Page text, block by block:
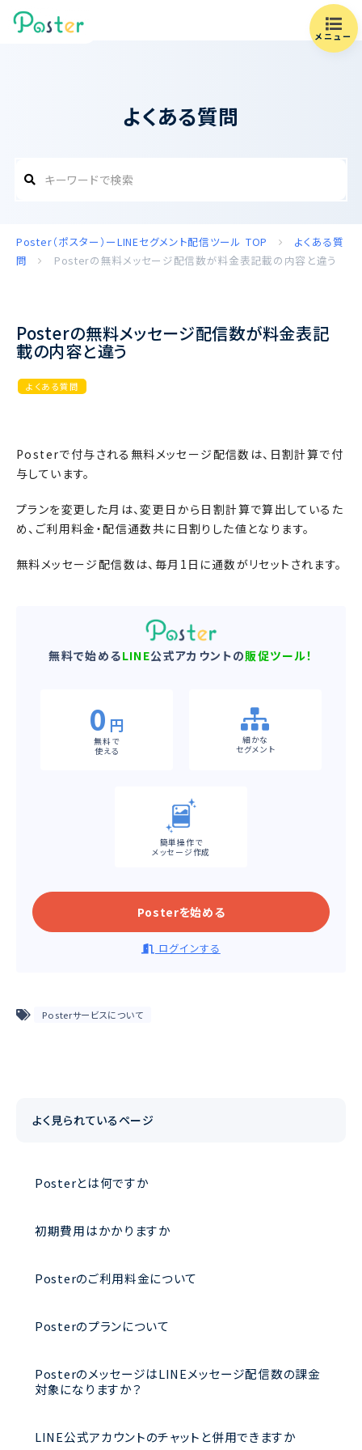
メニュー
よくある質問
Poster（ポスター）ーLINEセグメント配信ツール TOP
よくある質
問
Posterの無料メッセージ配信数が料金表記載の内容と違う
よく見られているページ
Posterとは何ですか
初期費用はかかりますか
Posterのご利用料金について
Posterのプランについて
PosterのメッセージはLINEメッセージ配信数の課金
対象になりますか？
LINE公式アカウントのチャットと併用できますか
Posterの無料メッセージ配信数が料金表記
載の内容と違う
よくある質問
Posterで付与される無料メッセージ配信数は、日割計算で付
与しています。
プランを変更した月は、変更日から日割計算で算出しているた
め、ご利用料金・配信通数共に日割りした値となります。
無料メッセージ配信数は、毎月1日に通数がリセットされます。
無料で始めるLINE公式アカウントの販促ツール！
0 円
無料で
使える
細かな
セグメント
簡単操作で
メッセージ作成
Posterを始める
ログインする
Posterサービスについて